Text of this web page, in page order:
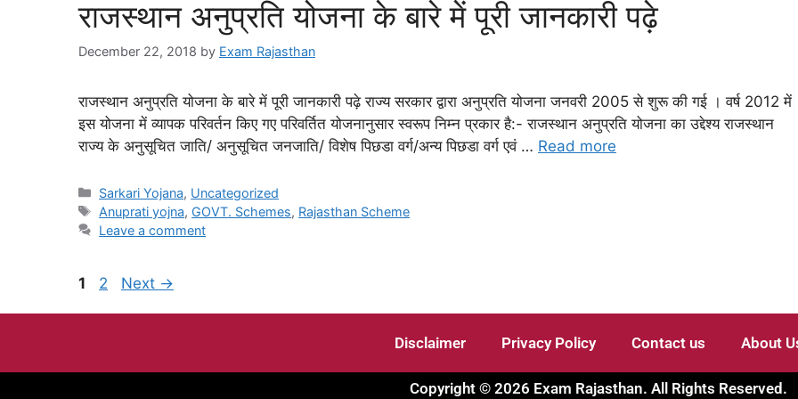
राजस्थान अनुप्रति योजना के बारे में पूरी जानकारी पढ़े
December 22, 2018 by Exam Rajasthan
राजस्थान अनुप्रति योजना के बारे में पूरी जानकारी पढ़े राज्‍य सरकार द्वारा अनुप्रति योजना जनवरी 2005 से शुरू की गई । वर्ष 2012 में
इस योजना में व्‍यापक परिवर्तन किए गए परिवर्तित योजनानुसार स्‍वरूप निम्‍न प्रकार है:- राजस्थान अनुप्रति योजना का उद्देश्‍य राजस्‍थान
राज्‍य के अनुसूचित जाति/ अनुसूचित जनजाति/ विशेष पिछडा वर्ग/अन्‍य पिछडा वर्ग एवं … Read more
Sarkari Yojana, Uncategorized
Anuprati yojna, GOVT. Schemes, Rajasthan Scheme
Leave a comment
1 2 Next →
Disclaimer Privacy Policy Contact us About
Copyright © 2026 Exam Rajasthan. All Rights Reserved.